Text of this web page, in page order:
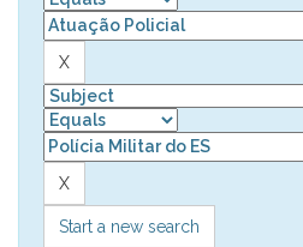
Start a new search